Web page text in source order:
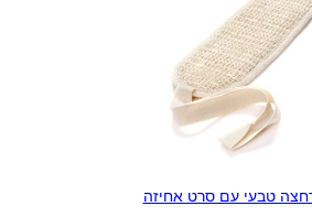
טבעי עם סרט אחיזה